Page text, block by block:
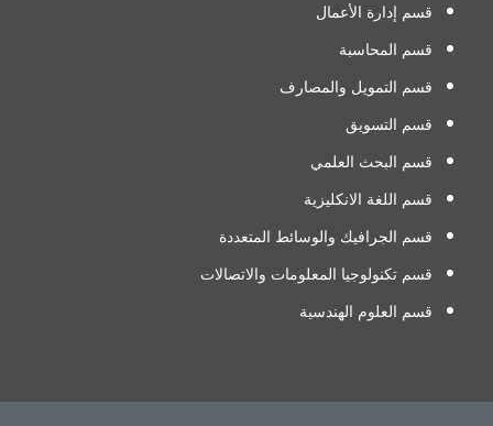
قسم إدارة الأعمال
قسم المحاسبة
قسم التمويل والمصارف
قسم التسويق
قسم البحث العلمي
قسم اللغة الانكليزية
قسم الجرافيك والوسائط المتعددة
قسم تكنولوجيا المعلومات والاتصالات
قسم العلوم الهندسية